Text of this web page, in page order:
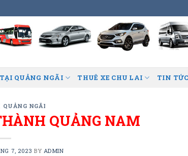
QUẢNG NGÃI THUÊ XE CHU LAI TIN
NGÃI
QUẢNG NAM
7, 2023 BY ADMIN